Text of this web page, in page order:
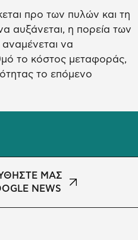
προ των πυλών και τη
αυξάνεται, η πορεία των
να
το κόστος μεταφοράς,
το επόμενο
ΜΑΣ
NEWS